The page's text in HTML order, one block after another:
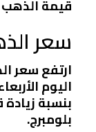
قيمة الذهب
سعر
ارتفع سعر
بلومبرج.